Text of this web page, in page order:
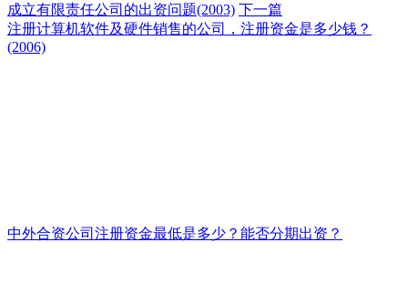
成立有限责任公司的出资问题(2003) 下一篇
注册计算机软件及硬件销售的公司，注册资金是多少钱？
(2006)
中外合资公司注册资金最低是多少？能否分期出资？